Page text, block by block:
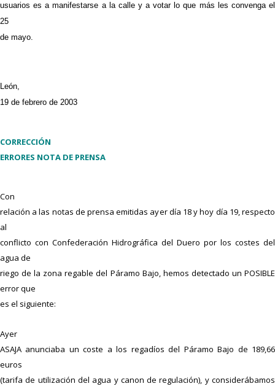
usuarios es a manifestarse a la calle y a votar lo que más les convenga el
25
de mayo.
León,
19 de febrero de 2003
CORRECCIÓN
ERRORES NOTA DE PRENSA
Con
relación a las notas de prensa emitidas ayer día 18 y hoy día 19, respecto
al
conflicto con Confederación Hidrográfica del Duero por los costes del
agua de
riego de la zona regable del Páramo Bajo, hemos detectado un POSIBLE
error que
es el siguiente:
Ayer
ASAJA anunciaba un coste a los regadíos del Páramo Bajo de 189,66
euros
(tarifa de utilización del agua y canon de regulación), y considerábamos